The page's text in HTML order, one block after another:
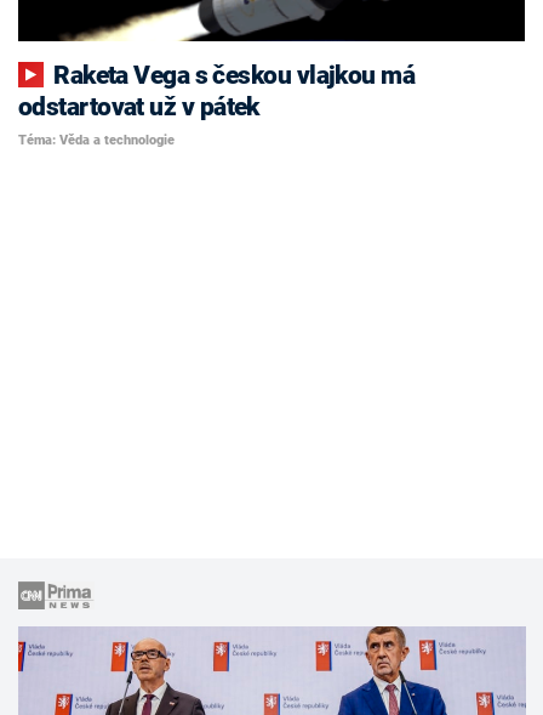
odstartovat už v pátek
Téma: Věda a technologie